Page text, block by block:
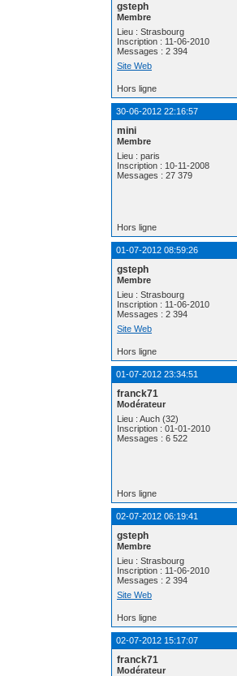
gsteph
Membre
Lieu : Strasbourg
Inscription : 11-06-2010
Messages : 2 394
Site Web
Hors ligne
30-06-2012 22:16:57
mini
Membre
Lieu : paris
Inscription : 10-11-2008
Messages : 27 379
Hors ligne
01-07-2012 08:59:26
gsteph
Membre
Lieu : Strasbourg
Inscription : 11-06-2010
Messages : 2 394
Site Web
Hors ligne
01-07-2012 23:34:51
franck71
Modérateur
Lieu : Auch (32)
Inscription : 01-01-2010
Messages : 6 522
Hors ligne
02-07-2012 06:19:41
gsteph
Membre
Lieu : Strasbourg
Inscription : 11-06-2010
Messages : 2 394
Site Web
Hors ligne
02-07-2012 15:17:07
franck71
Modérateur